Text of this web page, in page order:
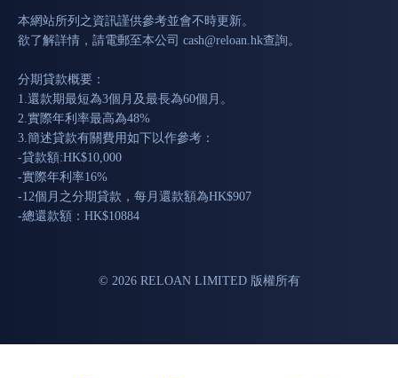
本網站所列之資訊謹供參考並會不時更新。
欲了解詳情，請電郵至本公司 cash@reloan.hk查詢。
分期貸款概要：
1.還款期最短為3個月及最長為60個月。
2.實際年利率最高為48%
3.簡述貸款有關費用如下以作參考：
-貸款額:HK$10,000
-實際年利率16%
-12個月之分期貸款，每月還款額為HK$907
-總還款額：HK$10884
© 2026 RELOAN LIMITED 版權所有